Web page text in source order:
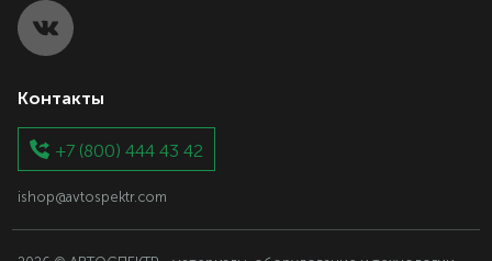
Контакты
+7 (800) 444 43 42
ishop@avtospektr.com